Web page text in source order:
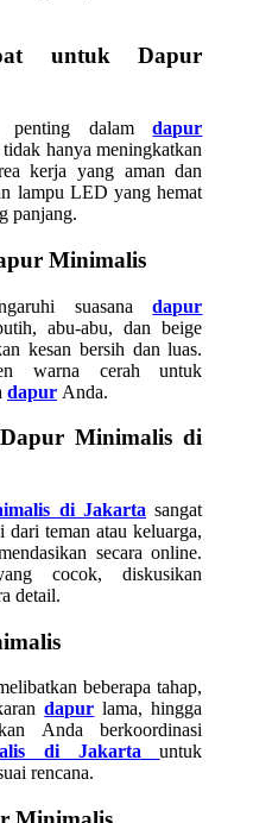
untuk Dapur
penting dalamdapur
hanya meningkatkan
kerja yang aman dan
lampu LED yang hemat
panjang.
Minimalis
suasanadapur
abu-abu, dan beige
kesan bersih dan luas.
warna cerah untuk
dapur Anda.
Minimalis di
di Jakarta sangat
dari teman atau keluarga,
secara online.
cocok, diskusikan
detail.
beberapa tahap,
dapur lama, hingga
Anda berkoordinasi
di Jakarta
untuk
rencana.